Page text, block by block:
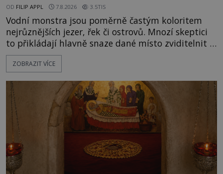
OD FILIP APPL 7.8.2026 3.5TIS
Vodní monstra jsou poměrně častým koloritem
nejrůznějších jezer, řek či ostrovů. Mnozí skeptici
to přikládají hlavně snaze dané místo zviditelnit a
přitáhnout k němu pozornost záhadám
nakloněných turistů. Je to také případ kyperského
legendami o něm ukrývat nějaký pravdivý základ?
V blízkosti Mysu Greco, jak se přez
ZOBRAZIT VÍCE